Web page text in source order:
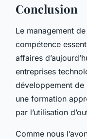
Conclusion
Le management
compétence
affaires
entreprises
développement de
une formation
par l’utilisation
Comme nous